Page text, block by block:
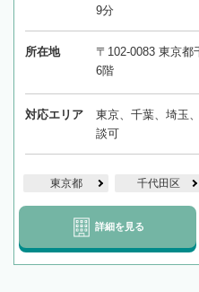
9分
所在地
〒102-0083 東京都
6階
対応エリア
東京、千葉、埼玉
談可
東京都 千代田区
詳細を見る